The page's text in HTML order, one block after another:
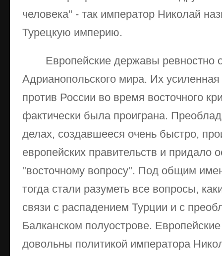
человека" - так император Николай
Турецкую империю.
Европейские державы ревностно
Адрианопольского мира. Их
против России во время восточного
фактически была проиграна.
делах, создавшееся очень быстро,
европейских правительств и придало
"восточному вопросу". Под общим
тогда стали разуметь все вопросы,
связи с распадением Турции и с
Балканском полуострове.
довольны политикой императора